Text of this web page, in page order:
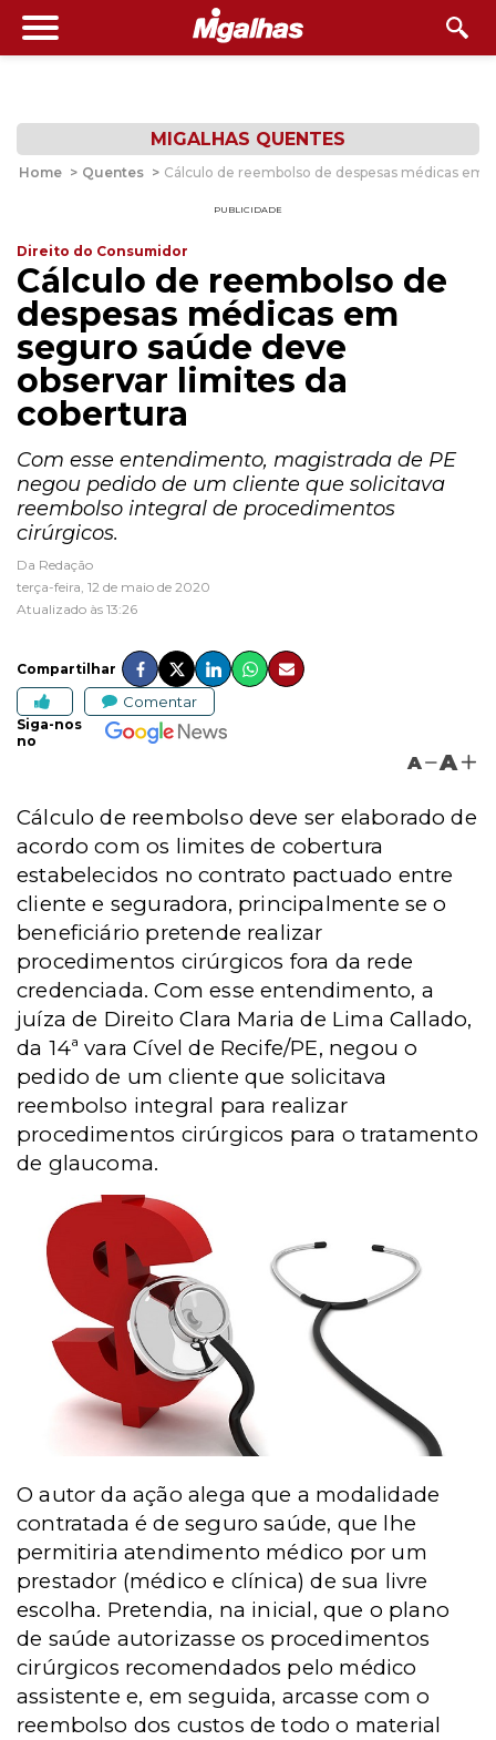
MIGALHAS QUENTES
Home > Quentes > Cálculo de reembolso de despesas médicas
PUBLICIDADE
Direito do Consumidor
Cálculo de reembolso de
despesas médicas em
seguro saúde deve
observar limites da
cobertura
Com esse entendimento, magistrada de PE
negou pedido de um cliente que solicitava
reembolso integral de procedimentos
cirúrgicos.
Da Redação
terça-feira, 12 de maio de 2020
Atualizado às 13:26
Compartilhar
Comentar
Siga-nos
no
A A
Cálculo de reembolso deve ser elaborado de
acordo com os limites de cobertura
estabelecidos no contrato pactuado entre
cliente e seguradora, principalmente se o
beneficiário pretende realizar
procedimentos cirúrgicos fora da rede
credenciada. Com esse entendimento, a
juíza de Direito Clara Maria de Lima Callado,
da 14ª vara Cível de Recife/PE, negou o
pedido de um cliente que solicitava
reembolso integral para realizar
procedimentos cirúrgicos para o tratamento
de glaucoma.
O autor da ação alega que a modalidade
contratada é de seguro saúde, que lhe
permitiria atendimento médico por um
prestador (médico e clínica) de sua livre
escolha. Pretendia, na inicial, que o plano
de saúde autorizasse os procedimentos
cirúrgicos recomendados pelo médico
assistente e, em seguida, arcasse com o
reembolso dos custos de todo o material